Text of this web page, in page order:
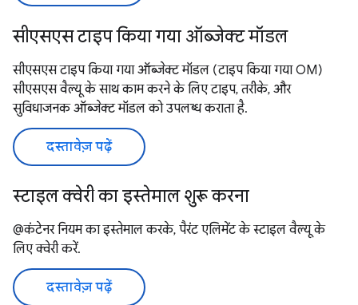
सीएसएस टाइप किया गया ऑब्जेक्ट मॉडल
सीएसएस टाइप किया गया ऑब्जेक्ट मॉडल (टाइप किया गया OM)
सीएसएस वैल्यू के साथ काम करने के लिए टाइप, तरीके, और
सुविधाजनक ऑब्जेक्ट मॉडल को उपलब्ध कराता है.
दस्तावेज़ पढ़ें
स्टाइल क्वेरी का इस्तेमाल शुरू करना
@कंटेनर नियम का इस्तेमाल करके, पैरंट एलिमेंट के स्टाइल वैल्यू के
लिए क्वेरी करें.
दस्तावेज़ पढ़ें